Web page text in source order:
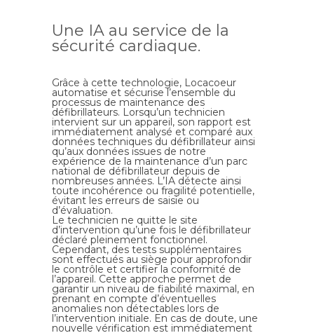
Une IA au service de la
sécurité cardiaque.
Grâce à cette technologie, Locacoeur
automatise et sécurise l’ensemble du
processus de maintenance des
défibrillateurs. Lorsqu’un technicien
intervient sur un appareil, son rapport est
immédiatement analysé et comparé aux
données techniques du défibrillateur ainsi
qu’aux données issues de notre
expérience de la maintenance d’un parc
national de défibrillateur depuis de
nombreuses années. L’IA détecte ainsi
toute incohérence ou fragilité potentielle,
évitant les erreurs de saisie ou
d’évaluation.
Le technicien ne quitte le site
d’intervention qu’une fois le défibrillateur
déclaré pleinement fonctionnel.
Cependant, des tests supplémentaires
sont effectués au siège pour approfondir
le contrôle et certifier la conformité de
l’appareil. Cette approche permet de
garantir un niveau de fiabilité maximal, en
prenant en compte d’éventuelles
anomalies non détectables lors de
l’intervention initiale. En cas de doute, une
nouvelle vérification est immédiatement